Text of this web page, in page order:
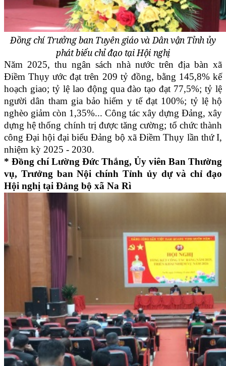
Đồng chí Trưởng ban Tuyên giáo và Dân vận Tỉnh ủy
phát biểu chỉ đạo tại Hội nghị
Năm 2025, thu ngân sách nhà nước trên địa bàn xã
Điềm Thụy ước đạt trên 209 tỷ đồng, bằng 145,8% kế
hoạch giao; tỷ lệ lao động qua đào tạo đạt 77,5%; tỷ lệ
người dân tham gia bảo hiểm y tế đạt 100%; tỷ lệ hộ
nghèo giảm còn 1,35%... Công tác xây dựng Đảng, xây
dựng hệ thống chính trị được tăng cường; tổ chức thành
công Đại hội đại biểu Đảng bộ xã Điềm Thụy lần thứ I,
nhiệm kỳ 2025 - 2030.
* Đồng chí Lường Đức Thắng, Ủy viên Ban Thường
vụ, Trưởng ban Nội chính Tỉnh ủy dự và chỉ đạo
Hội nghị tại Đảng bộ xã Na Rì